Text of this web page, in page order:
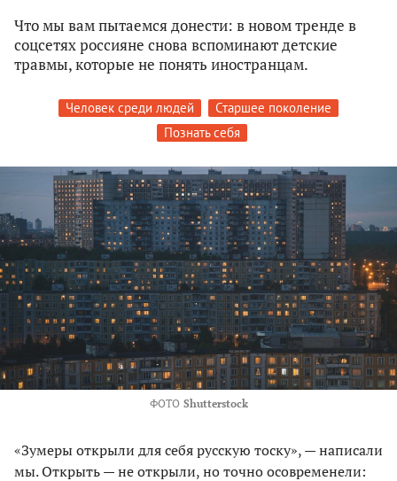
Что мы вам пытаемся донести: в новом тренде в
соцсетях россияне снова вспоминают детские
травмы, которые не понять иностранцам.
Человек среди людей
Старшее поколение
Познать себя
ФОТО Shutterstock
«Зумеры открыли для себя русскую тоску», — написали
мы. Открыть — не открыли, но точно осовременели: